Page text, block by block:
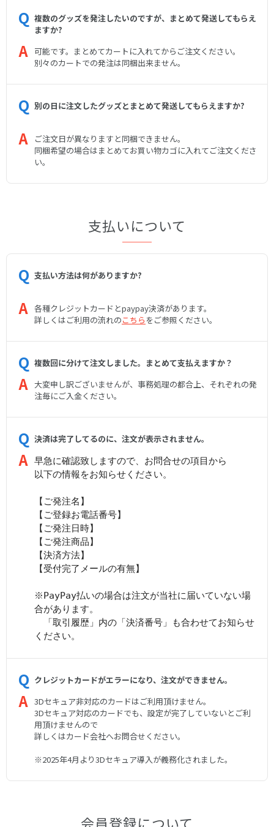
複数のグッズを発注したいのですが、まとめて発送してもらえ
ますか?
可能です。まとめてカートに入れてからご注文ください。
別々のカートでの発注は同梱出来ません。
別の日に注文したグッズとまとめて発送してもらえますか?
ご注文日が異なりますと同梱できません。
同梱希望の場合はまとめてお買い物カゴに入れてご注文くださ
い。
支払いについて
支払い方法は何がありますか?
各種クレジットカードとpaypay決済があります。
詳しくはご利用の流れのこちら をご参照ください。
複数回に分けて注文しました。まとめて支払えますか？
大変申し訳ございませんが、事務処理の都合上、それぞれの発
注毎にご入金ください。
決済は完了してるのに、注文が表示されません。
早急に確認致しますので、お問合せの項目から
以下の情報をお知らせください。
【ご発注名】
【ご登録お電話番号】
【ご発注日時】
【ご発注商品】
【決済方法】
【受付完了メールの有無】
※PayPay払いの場合は注文が当社に届いていない場
合があります。
「取引履歴」内の「決済番号」も合わせてお知らせ
ください。
クレジットカードがエラーになり、注文ができません。
3Dセキュア非対応のカードはご利用頂けません。
3Dセキュア対応のカードでも、設定が完了していないとご利
用頂けませんので
詳しくはカード会社へお問合せください。
※2025年4月より3Dセキュア導入が義務化されました。
会員登録について